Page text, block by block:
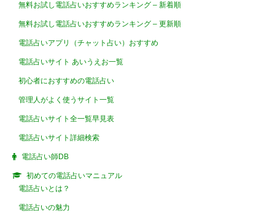
無料お試し電話占いおすすめランキング – 新着順
無料お試し電話占いおすすめランキング – 更新順
電話占いアプリ（チャット占い）おすすめ
電話占いサイト あいうえお一覧
初心者におすすめの電話占い
管理人がよく使うサイト一覧
電話占いサイト全一覧早見表
電話占いサイト詳細検索
電話占い師DB
初めての電話占いマニュアル
電話占いとは？
電話占いの魅力